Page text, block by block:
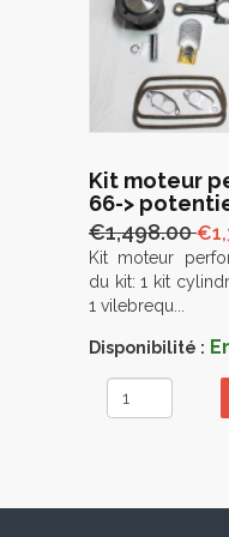
Kit moteur
66->
€1,498.00
Kit moteur
du kit: 1 kit
1 vilebrequ...
Disponibilité :